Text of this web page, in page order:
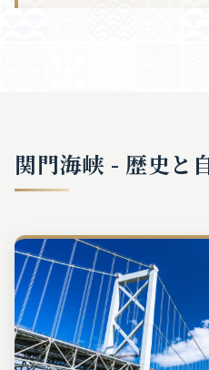
関門海峡 - 歴史と